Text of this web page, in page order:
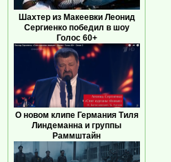
Шахтер из Макеевки Леонид
Сергиенко победил в шоу
Голос 60+
О новом клипе Германия Тиля
Линдеманна и группы
Раммштайн